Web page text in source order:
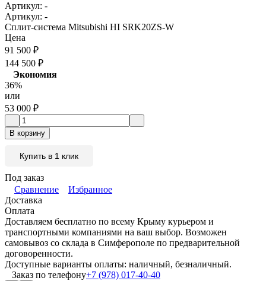
Артикул: -
Артикул: -
Сплит-система Mitsubishi HI SRK20ZS-W
Цена
91 500 ₽
144 500 ₽
Экономия
36%
или
53 000 ₽
В корзину
Купить в 1 клик
Под заказ
Сравнение
Избранное
Доставка
Оплата
Доставляем бесплатно по всему Крыму курьером и
транспортными компаниями на ваш выбор. Возможен
самовывоз со склада в Симферополе по предварительной
договоренности.
Доступные варианты оплаты: наличный, безналичный.
Заказ по телефону+7 (978) 017-40-40